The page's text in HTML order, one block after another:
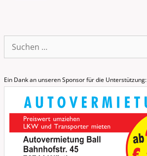
Suche
nach:
Ein Dank an unseren Sponsor für die Unterstützung: